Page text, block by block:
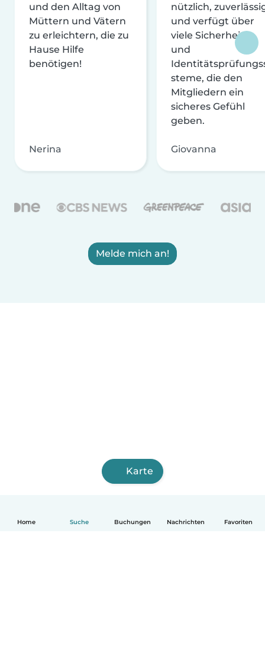
Home Suche Buchungen Nachrichten Favoriten
und den Alltag von
Müttern und Vätern
zu erleichtern, die zu
Hause Hilfe
benötigen!
Nerina
nützlich,
und verfügt über
viele Sicherheits-
und
steme, die den
Mitgliedern ein
sicheres Gefühl
geben.
Giovanna
Melde mich an!
Karte